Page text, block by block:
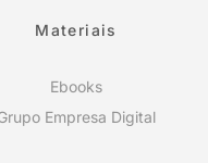
Materiais
Ebooks
Empresa Digital